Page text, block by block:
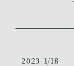
2023 1/18